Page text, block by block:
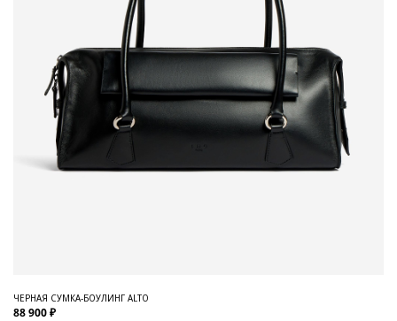
ЧЕРНАЯ СУМКА-БОУЛИНГ ALTO
88 900 ₽